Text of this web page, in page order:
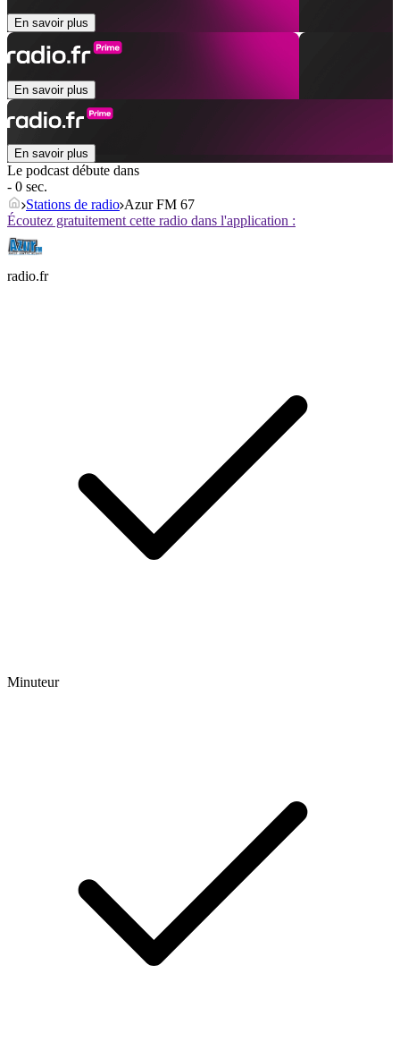
En savoir plus
En savoir plus
En savoir plus
Le podcast débute dans
- 0 sec.
Stations de radio Azur FM 67
Écoutez gratuitement cette radio dans l'application :
radio.fr
Minuteur